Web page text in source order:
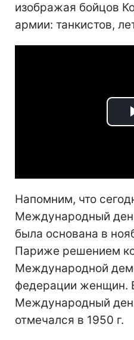
изображая бойцов
армии: танкистов,
Напомним, что
Международный
была основана в
Париже решением
Международной
федерации женщин.
Международный
отмечался в 1950 г.